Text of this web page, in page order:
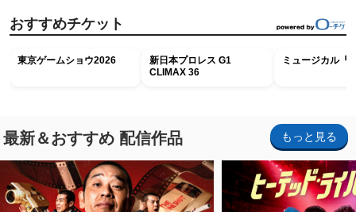
おすすめチケット
東京ゲームショウ2026
新日本プロレス G1
CLIMAX 36
ミュージカル『
最新＆おすすめ 配信作品 もっと見る